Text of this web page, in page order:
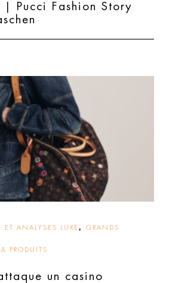
| Pucci Fashion Story
ET ANALYSES LUXE , GRANDS
PRODUITS
un casino